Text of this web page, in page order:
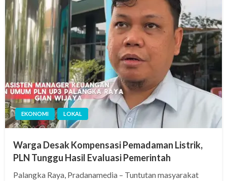
EKONOMI LOKAL
Warga Desak Kompensasi Pemadaman Listrik,
PLN Tunggu Hasil Evaluasi Pemerintah
Palangka Raya, Pradanamedia – Tuntutan masyarakat